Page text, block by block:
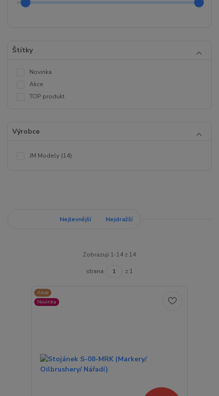
Štítky
Novinka
Akce
TOP produkt
Výrobce
JM Modely (14)
Nejlevnější Nejdražší
Zobrazuji 1-14 z 14
strana z 1
Akce
Novinka